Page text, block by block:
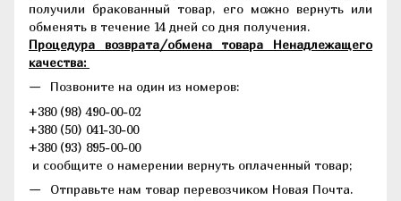
получили бракованный товар, его можно вернуть или
обменять в течение 14 дней со дня получения.
Процедура возврата/обмена товара Ненадлежащего
качества:
Позвоните на один из номеров:
+380 (98) 490-00-02
+380 (50) 041-30-00
+380 (93) 895-00-00
и сообщите о намерении вернуть оплаченный товар;
Отправьте нам товар перевозчиком Новая Почта.